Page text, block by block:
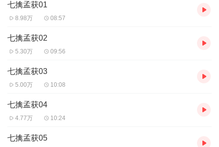
七擒孟获01
8.98万 08:57
七擒孟获02
5.30万 09:56
七擒孟获03
5.00万 10:08
七擒孟获04
4.77万 10:24
七擒孟获05